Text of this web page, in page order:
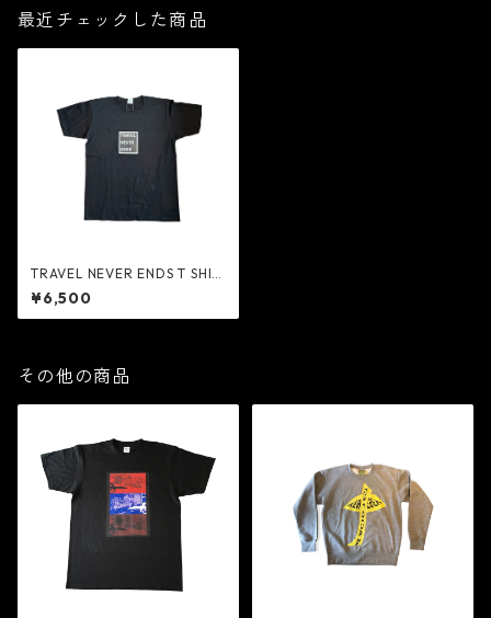
最近チェックした商品
TRAVEL NEVER ENDS T SHIR
TS BLACK.
¥6,500
その他の商品